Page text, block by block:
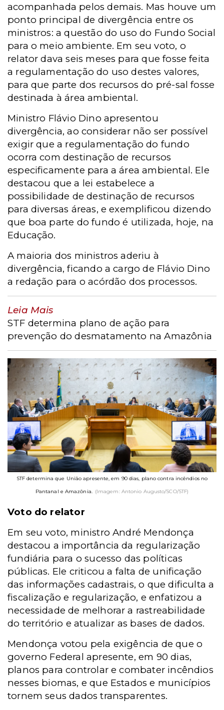
acompanhada pelos demais. Mas houve um
ponto principal de divergência entre os
ministros: a questão do uso do Fundo Social
para o meio ambiente. Em seu voto, o
relator dava seis meses para que fosse feita
a regulamentação do uso destes valores,
para que parte dos recursos do pré-sal fosse
destinada à área ambiental.
Ministro Flávio Dino apresentou
divergência, ao considerar não ser possível
exigir que a regulamentação do fundo
ocorra com destinação de recursos
especificamente para a área ambiental. Ele
destacou que a lei estabelece a
possibilidade de destinação de recursos
para diversas áreas, e exemplificou dizendo
que boa parte do fundo é utilizada, hoje, na
Educação.
A maioria dos ministros aderiu à
divergência, ficando a cargo de Flávio Dino
a redação para o acórdão dos processos.
Leia Mais
STF determina plano de ação para
prevenção do desmatamento na Amazônia
STF determina que União apresente, em 90 dias, plano contra incêndios no
Pantanal e Amazônia. (Imagem: Antonio Augusto/SCO/STF)
Voto do relator
Em seu voto, ministro André Mendonça
destacou a importância da regularização
fundiária para o sucesso das políticas
públicas. Ele criticou a falta de unificação
das informações cadastrais, o que dificulta a
fiscalização e regularização, e enfatizou a
necessidade de melhorar a rastreabilidade
do território e atualizar as bases de dados.
Mendonça votou pela exigência de que o
governo Federal apresente, em 90 dias,
planos para controlar e combater incêndios
nesses biomas, e que Estados e municípios
tornem seus dados transparentes.